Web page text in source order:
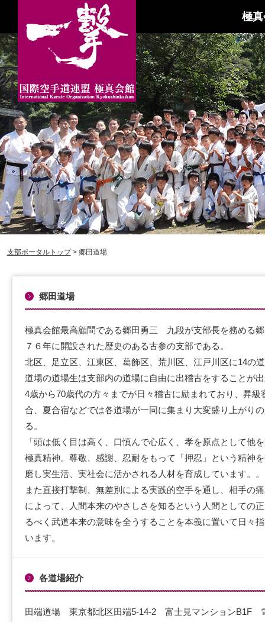
極
支部ポータルトップ> 郷田道場
郷田道場
極真会館最高顧問である郷田勇三 九段が支部長を務める
７６年に開設された歴史のある古参の支部である。
北区、足立区、江東区、葛飾区、荒川区、江戸川区に14の
道場の道場生は支部内の道場に自由に出稽古をすることが
4歳から70歳代の方々までが日々稽古に励まれており、昇級
合、夏合宿などでは各道場が一同に集まり大変盛り上がり
る。
「頭は低く目は高く、口慎んで心広く、孝を原点として他
極真精神。尊敬、感謝、忍耐をもって「押忍」という精神
磨し実生活、実社会に活かされる人材を育成しています。。
また直接打撃制、無差別による実践的空手を通し、相手の
によって、人間本来のやさしさを知るという人間としての
るべく武道本来の意味を全うすることを本義に置いて日々
います。
各道場紹介
田端道場 東京都北区田端5-14-2 富士見マンションB1F